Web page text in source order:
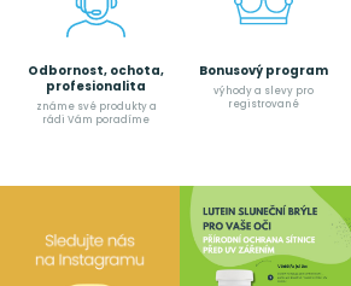
Odbornost, ochota,
profesionalita
známe své produkty a
rádi Vám poradíme
Bonusový program
výhody a slevy pro
registrované